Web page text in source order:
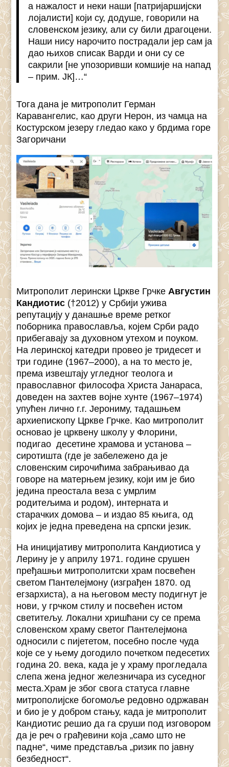
а нажалост и неки наши [патријаршијски
лојалисти] који су, додуше, говорили на
словенском језику, али су били драгоцени.
Наши нису нарочито пострадали јер сам ја
дао њихов списак Варди и они су се
сакрили [не упозоривши комшије на напад
– прим. ЈК]…“
Тога дана је митрополит Герман
Каравангелис, као други Нерон, из чамца на
Костурском језеру гледао како у брдима горе
Загоричани
Mитрополит лерински Цркве ГрчкеАвгустин
Кандиотис (†2012) у Србији ужива
репутацију у данашње време ретког
поборника православља, којем Срби радо
прибегавају за духовном утехом и поуком.
На леринској катедри провео је тридесет и
три године (1967–2000), а на то место је,
према извештају угледног теолога и
православног философа Христа Јанараса,
доведен на захтев војне хунте (1967–1974)
упућен лично г.г. Јерониму, тадашњем
архиепископу Цркве Грчке. Као митрополит
основао је црквену школу у Флорини,
подигао десетине храмова и установа –
сиротишта (где је забележено да је
словенским сирочићима забрањивао да
говоре на матерњем језику, који им је био
једина преостала веза с умрлим
родитељима и родом), интерната и
старачких домова – и издао 85 књига, од
којих је једна преведена на српски језик.
На иницијативу митрополита Кандиотиса у
Лерину је у априлу 1971. године срушен
пређашњи митрополитски храм посвећен
светом Пантелејмону (изграђен 1870. од
егзархиста), а на његовом месту подигнут је
нови, у грчком стилу и посвећен истом
светитељу. Локални хришћани су се према
словенском храму светог Пантелејмона
односили с пијететом, посебно после чуда
које се у њему догодило почетком педесетих
година 20. века, када је у храму прогледала
слепа жена једног железничара из суседног
места.Храм је због свога статуса главне
митрополијске богомоље редовно одржаван
и био је у добром стању, када је митрополит
Кандиотис решио да га сруши под изговором
да је реч о грађевини која „само што не
падне“, чиме представља „ризик по јавну
безбедност“.